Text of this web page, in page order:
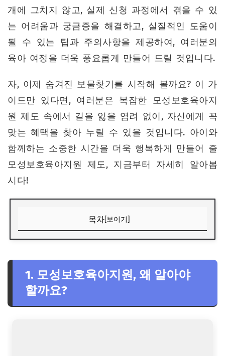
개에 그치지 않고, 실제 신청 과정에서 겪을 수 있
는 어려움과 궁금증을 해결하고, 실질적인 도움이
될 수 있는 팁과 주의사항을 제공하여, 여러분의
육아 여정을 더욱 풍요롭게 만들어 드릴 것입니다.
자, 이제 숨겨진 보물찾기를 시작해 볼까요? 이 가
이드만 있다면, 여러분은 복잡한 모성보호육아지
원 제도 속에서 길을 잃을 염려 없이, 자신에게 꼭
맞는 혜택을 찾아 누릴 수 있을 것입니다. 아이와
함께하는 소중한 시간을 더욱 행복하게 만들어 줄
모성보호육아지원 제도, 지금부터 자세히 알아봅
시다!
목차[보이기]
2. 출산전후휴가 급여: 엄마의 건강 회복을 위한 첫걸음
출산전후휴가 급여, 누가 받을 수 있나요?
출산전후휴가 급여, 얼마나 받을 수 있나요?
1. 모성보호육아지원, 왜 알아야
할까요?